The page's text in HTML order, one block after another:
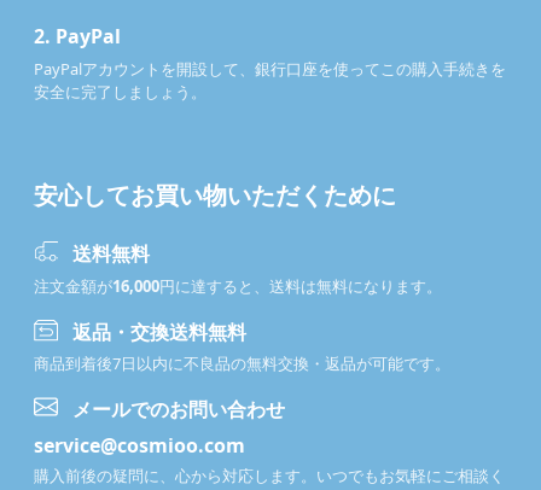
2. PayPal
PayPalアカウントを開設して、銀行口座を使ってこの購入手続きを
安全に完了しましょう。
安心してお買い物いただくために
送料無料
注文金額が16,000円に達すると、送料は無料になります。
返品・交換送料無料
商品到着後7日以内に不良品の無料交換・返品が可能です。
メールでのお問い合わせ
service@cosmioo.com
購入前後の疑問に、心から対応します。いつでもお気軽にご相談く